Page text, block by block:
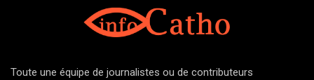
Toute une équipe de journalistes ou de contributeurs